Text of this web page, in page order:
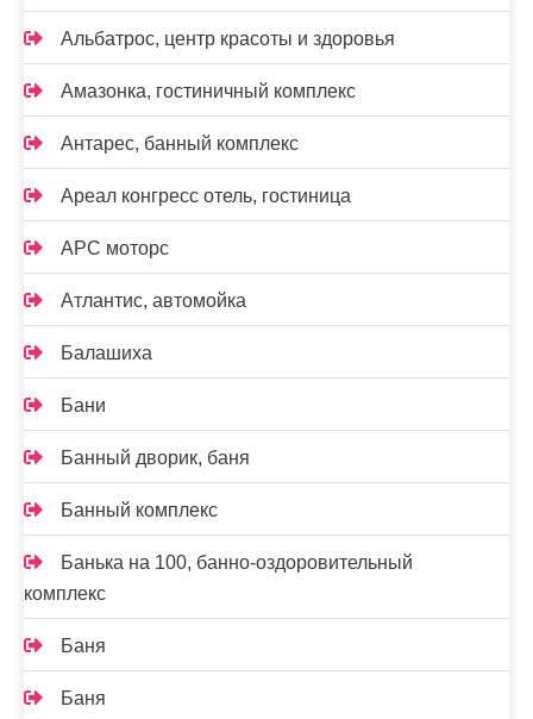
Альбатрос, центр красоты и здоровья
Амазонка, гостиничный комплекс
Антарес, банный комплекс
Ареал конгресс отель, гостиница
АРС моторс
Атлантис, автомойка
Балашиха
Бани
Банный дворик, баня
Банный комплекс
Банька на 100, банно-оздоровительный
комплекс
Баня
Баня